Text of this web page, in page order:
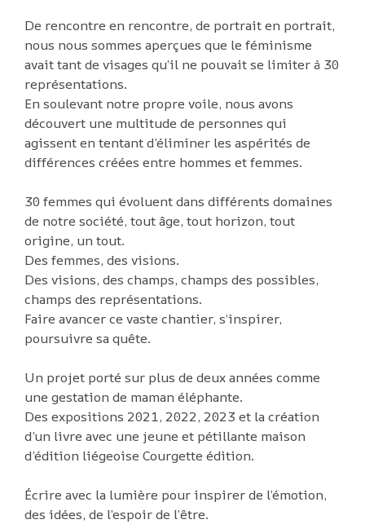
De rencontre en rencontre, de portrait en portrait,
nous nous sommes aperçues que le féminisme
avait tant de visages qu’il ne pouvait se limiter à 30
représentations.
En soulevant notre propre voile, nous avons
découvert une multitude de personnes qui
agissent en tentant d’éliminer les aspérités de
différences créées entre hommes et femmes.
30 femmes qui évoluent dans différents domaines
de notre société, tout âge, tout horizon, tout
origine, un tout.
Des femmes, des visions.
Des visions, des champs, champs des possibles,
champs des représentations.
Faire avancer ce vaste chantier, s’inspirer,
poursuivre sa quête.
Un projet porté sur plus de deux années comme
une gestation de maman éléphante.
Des expositions 2021, 2022, 2023 et la création
d’un livre avec une jeune et pétillante maison
d’édition liégeoise Courgette édition.
Écrire avec la lumière pour inspirer de l’émotion,
des idées, de l’espoir de l’être.